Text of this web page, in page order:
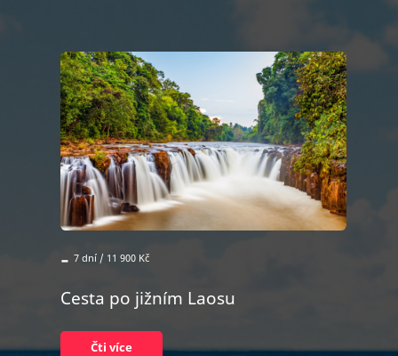
- 7 dní / 11 900 Kč
Cesta po jižním Laosu
Čti více